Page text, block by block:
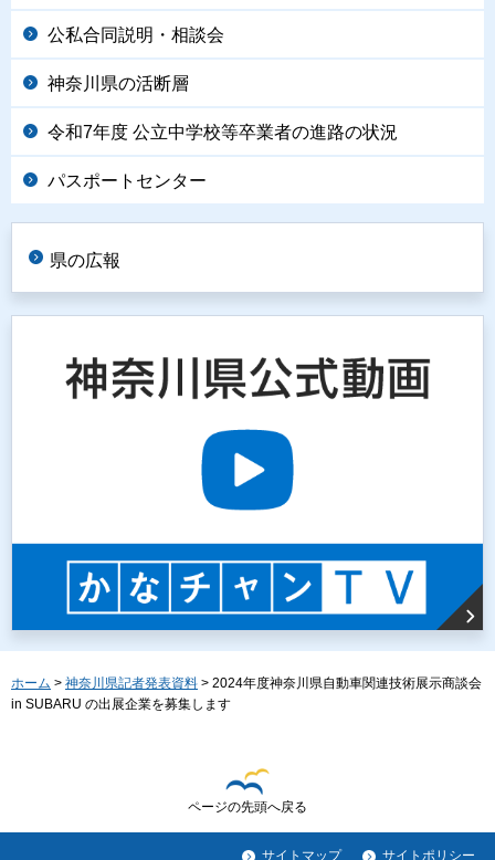
公私合同説明・相談会
神奈川県の活断層
令和7年度 公立中学校等卒業者の進路の状況
パスポートセンター
県の広報
ホーム > 神奈川県記者発表資料 > 2024年度神奈川県自動車関連技術展示商談会
in SUBARU の出展企業を募集します
ページの先頭へ戻る
サイトマップ サイトポリシー